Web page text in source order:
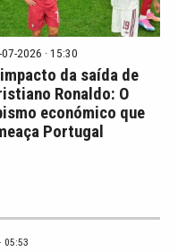
2026 · 15:30
da saída de
Ronaldo: O
económico que
Portugal
05:53